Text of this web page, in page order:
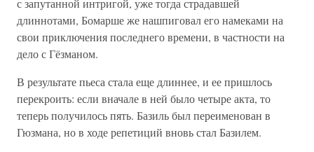
с запутанной интригой, уже тогда страдавшей
длиннотами, Бомарше же нашпиговал его намеками на
свои приключения последнего времени, в частности на
дело с Гёзманом.
В результате пьеса стала еще длиннее, и ее пришлось
перекроить: если вначале в ней было четыре акта, то
теперь получилось пять. Базиль был переименован в
Гюзмана, но в ходе репетиций вновь стал Базилем.